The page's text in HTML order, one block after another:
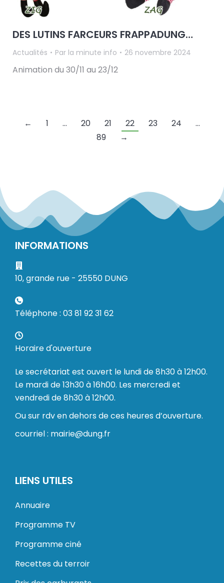
DES LUTINS FARCEURS FRAPPADUNG…
Actualités Par la minute info 26 novembre 2024
Animation du 30/11 au 23/12
← 1 … 20 21 22 23 24
…
89
→
INFORMATIONS
10, grande rue - 25550 DUNG
Téléphone : 03 81 92 31 62
Horaire d'ouverture
Le secrétariat est ouvert le lundi de 8h30 à 12h00.
Le mardi de 13h30 à 16h00. Les mercredi et
vendredi de 8h30 à 12h00.
Ou sur rdv en dehors de ces heures d’ouverture.
courriel : mairie@dung.fr
LIENS UTILES
Annuaire
Programme TV
Programme ciné
Recettes du terroir